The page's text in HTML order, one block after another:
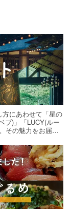
方にあわせて「星の
ブ)」「LUCY(ルー
その魅力をお届け